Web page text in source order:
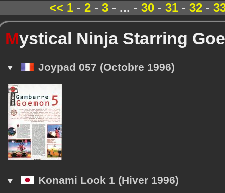
<< 1- 2- 3- ... - 30- 31- 32-
Mystical Ninja Starring
Joypad 057 (Octobre 1996)
Konami Look 1 (Hiver 1996)